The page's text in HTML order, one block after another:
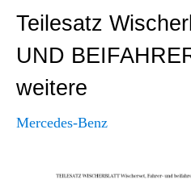
Teilesatz
UND
weitere
Mercedes-Benz